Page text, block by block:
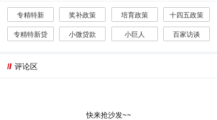
专精特新 奖补政策 培育政策
十四五政策
专精特新贷
小微贷款 小巨人 百家访谈
评论区
快来抢沙发~~